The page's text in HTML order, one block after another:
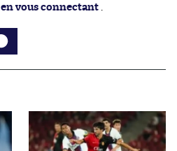
en vous connectant